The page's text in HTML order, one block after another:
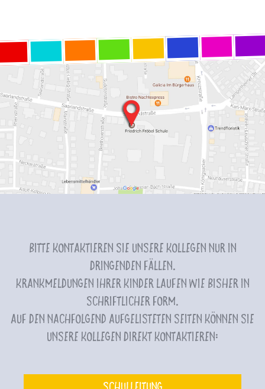
Bitte kontaktieren Sie unsere Kollegen nur in
dringenden Fällen.
Krankmeldungen Ihrer Kinder laufen wie bisher in
schriftlicher Form.
Auf den nachfolgend aufgelisteten Seiten können Sie
unsere Kollegen direkt kontaktieren:
Schulleitung